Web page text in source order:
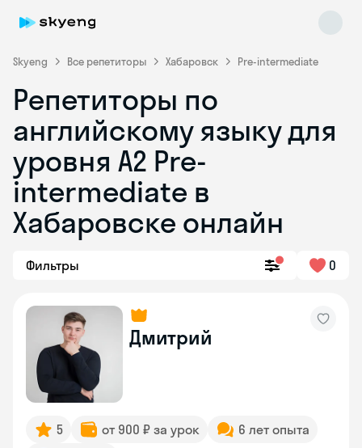
Skyeng Все репетиторы Хабаровск Pre-intermediate
Репетиторы по
английскому языку для
уровня A2 Pre-
intermediate в
Хабаровске онлайн
Фильтры 0
Дмитрий
5 от 900 ₽ за урок
6 лет опыта
Skyeng Chat
online